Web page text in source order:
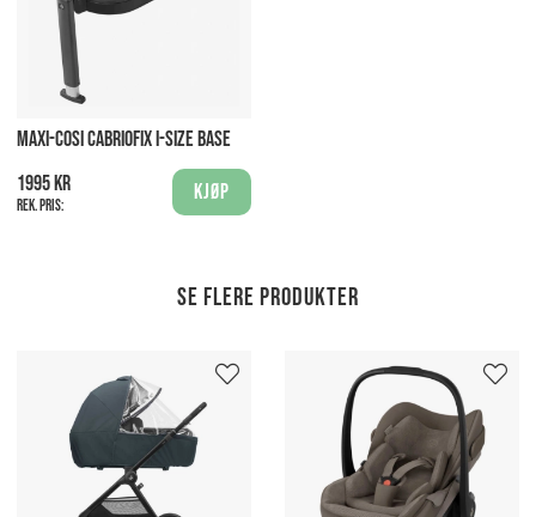
MAXI-COSI CABRIOFIX I-SIZE BASE
1995 kr
Rek. pris:
Kjøp
Se flere produkter